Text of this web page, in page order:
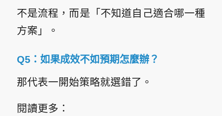
不是流程，而是「不知道自己適合哪一種
方案」。
Q5：如果成效不如預期怎麼辦？
那代表一開始策略就選錯了。
閱讀更多：